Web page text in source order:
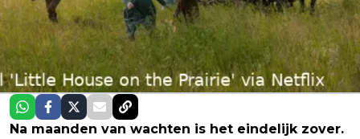
Na maanden van wachten is het eindelijk zover.